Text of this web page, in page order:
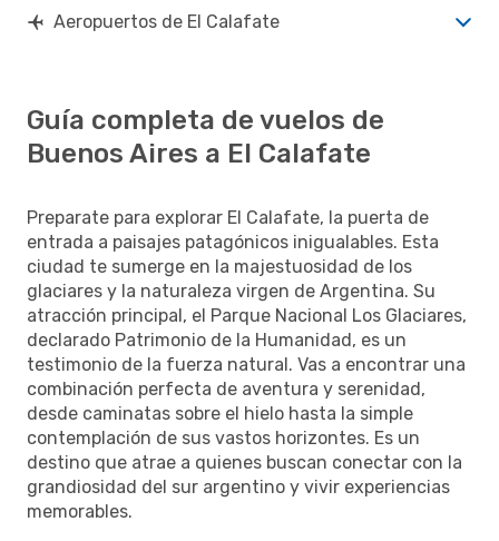
Aeropuertos de El Calafate
Guía completa de vuelos de
Buenos Aires a El Calafate
Preparate para explorar El Calafate, la puerta de
entrada a paisajes patagónicos inigualables. Esta
ciudad te sumerge en la majestuosidad de los
glaciares y la naturaleza virgen de Argentina. Su
atracción principal, el Parque Nacional Los Glaciares,
declarado Patrimonio de la Humanidad, es un
testimonio de la fuerza natural. Vas a encontrar una
combinación perfecta de aventura y serenidad,
desde caminatas sobre el hielo hasta la simple
contemplación de sus vastos horizontes. Es un
destino que atrae a quienes buscan conectar con la
grandiosidad del sur argentino y vivir experiencias
memorables.